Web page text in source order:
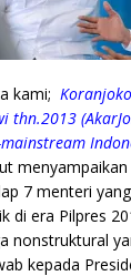
kami;
thn.2013
7 menteri
di era Pilpres
nonstruktural
kepada